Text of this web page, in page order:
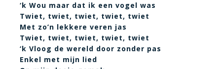
‘k Wou maar dat ik een vogel was
Twiet, twiet, twiet, twiet, twiet
Met zo’n lekkere veren jas
Twiet, twiet, twiet, twiet, twiet
‘k Vloog de wereld door zonder pas
Enkel met mijn lied